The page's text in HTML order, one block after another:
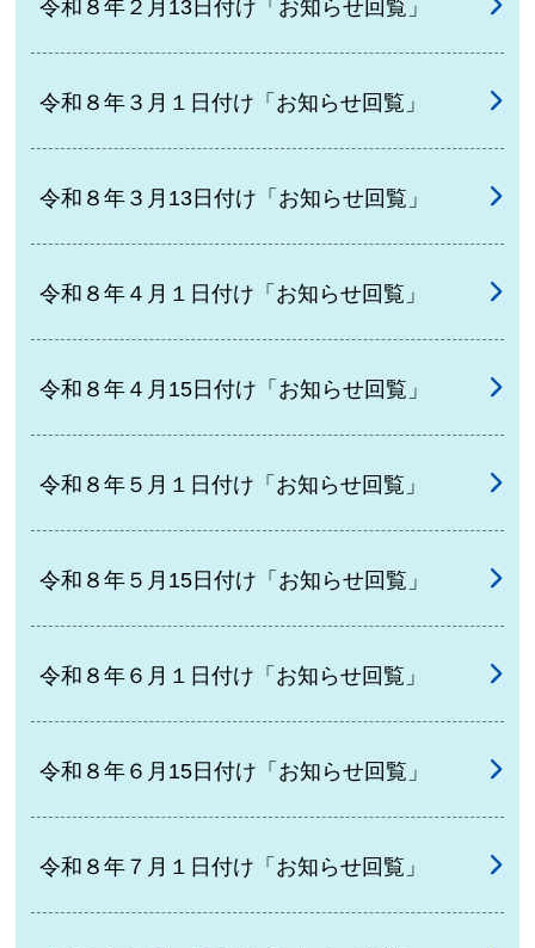
令和８年２月13日付け「お知らせ回覧」
令和８年３月１日付け「お知らせ回覧」
令和８年３月13日付け「お知らせ回覧」
令和８年４月１日付け「お知らせ回覧」
令和８年４月15日付け「お知らせ回覧」
令和８年５月１日付け「お知らせ回覧」
令和８年５月15日付け「お知らせ回覧」
令和８年６月１日付け「お知らせ回覧」
令和８年６月15日付け「お知らせ回覧」
令和８年７月１日付け「お知らせ回覧」